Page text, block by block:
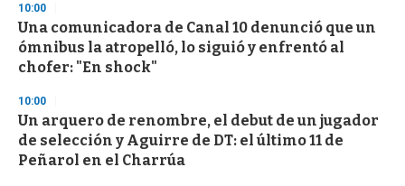
3
s
e
c
o
d
s
10:00
Una comunicadora de Canal 10 denunció que un
ómnibus la atropelló, lo siguió y enfrentó al
chofer: "En shock"
10:00
Un arquero de renombre, el debut de un jugador
de selección y Aguirre de DT: el último 11 de
Peñarol en el Charrúa